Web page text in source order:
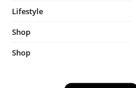
Lifestyle
Shop
Shop